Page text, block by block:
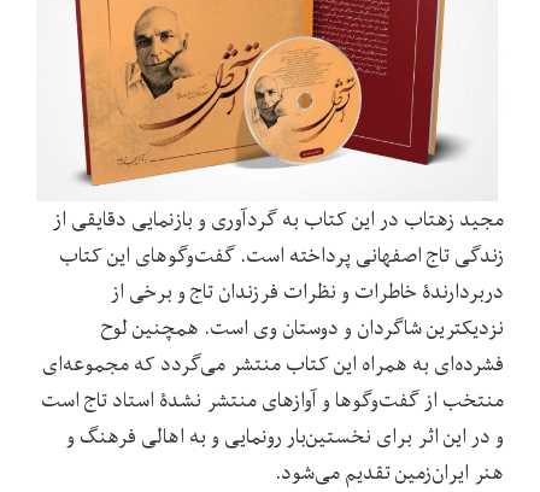
مجید زهتاب در این کتاب به گردآوری و بازنمایی دقایقی از
زندگی تاج اصفهانی پرداخته است. گفت‌وگوهای این کتاب
دربردارندۀ خاطرات و نظرات فرزندان تاج و برخی از
نزدیکترین شاگردان و دوستان وی است. همچنین لوح
فشرده‌ای به همراه این کتاب منتشر می‌گردد که مجموعه‌ای
منتخب از گفت‌وگوها و آوازهای منتشر نشدۀ استاد تاج است
و در این اثر برای نخستین‌بار رونمایی و به اهالی فرهنگ و
هنر ایران‌زمین تقدیم می‌شود.